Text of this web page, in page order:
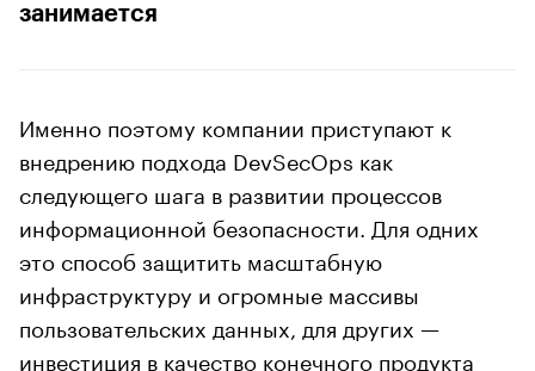
занимается
Именно поэтому компании приступают к
внедрению подхода DevSecOps как
следующего шага в развитии процессов
информационной безопасности. Для одних
это способ защитить масштабную
инфраструктуру и огромные массивы
пользовательских данных, для других —
инвестиция в качество конечного продукта